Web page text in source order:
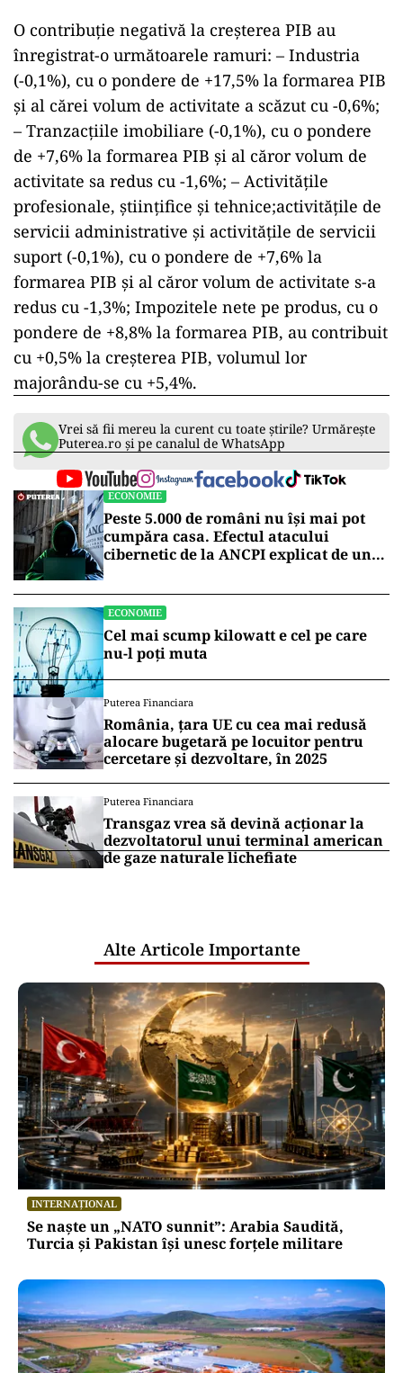
O contribuţie negativă la creșterea PIB au
înregistrat-o următoarele ramuri: – Industria
(-0,1%), cu o pondere de +17,5% la formarea PIB
şi al cărei volum de activitate a scăzut cu -0,6%;
– Tranzacţiile imobiliare (-0,1%), cu o pondere
de +7,6% la formarea PIB şi al căror volum de
activitate sa redus cu -1,6%; – Activitățile
profesionale, științifice și tehnice;activitățile de
servicii administrative și activitățile de servicii
suport (-0,1%), cu o pondere de +7,6% la
formarea PIB şi al căror volum de activitate s-a
redus cu -1,3%; Impozitele nete pe produs, cu o
pondere de +8,8% la formarea PIB, au contribuit
cu +0,5% la creşterea PIB, volumul lor
majorându-se cu +5,4%.
Vrei să fii mereu la curent cu toate știrile? Urmărește
Puterea.ro și pe canalul de WhatsApp
ECONOMIE
Peste 5.000 de români nu își mai pot
cumpăra casa. Efectul atacului
cibernetic de la ANCPI explicat de un
ECONOMIE
Cel mai scump kilowatt e cel pe care
nu-l poți muta
Puterea Financiara
România, țara UE cu cea mai redusă
alocare bugetară pe locuitor pentru
cercetare și dezvoltare, în 2025
Puterea Financiara
Transgaz vrea să devină acționar la
dezvoltatorul unui terminal american
de gaze naturale lichefiate
Alte Articole Importante
INTERNAȚIONAL
Se naște un „NATO sunnit”: Arabia Saudită,
Turcia și Pakistan își unesc forțele militare